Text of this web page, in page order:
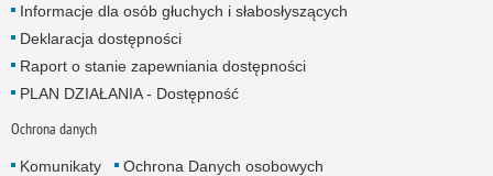
Informacje dla osób głuchych i słabosłyszących
Deklaracja dostępności
Raport o stanie zapewniania dostępności
PLAN DZIAŁANIA - Dostępność
Ochrona danych
Komunikaty
Ochrona Danych osobowych